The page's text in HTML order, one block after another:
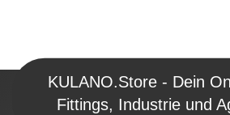
KULANO.Store - Dein
Fittings, Industrie und